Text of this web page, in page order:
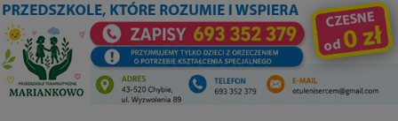
Przejdź
do
treści